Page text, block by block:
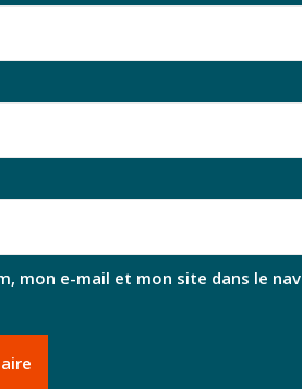
mon e-mail et mon site dans le